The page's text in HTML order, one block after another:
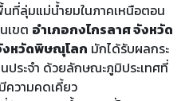
ลุ่มแม่น้ำยมในภาคเหนือตอน
เขต อำเภอกงไกรลาศ จังหวัด
งหวัดพิษณุโลก มักได้รับผลกระ
ประจำ ด้วยลักษณะภูมิประเทศที่
ความคดเคี้ยว